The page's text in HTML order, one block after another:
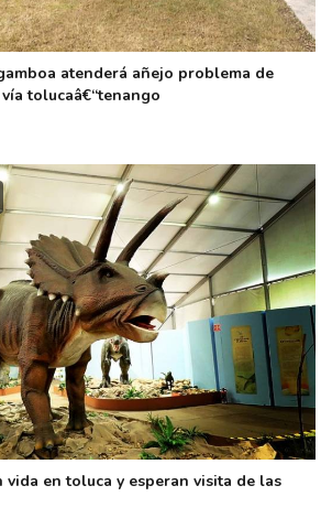
atenderá añejo problema de
tolucaâ€“tenango
en toluca y esperan visita de las